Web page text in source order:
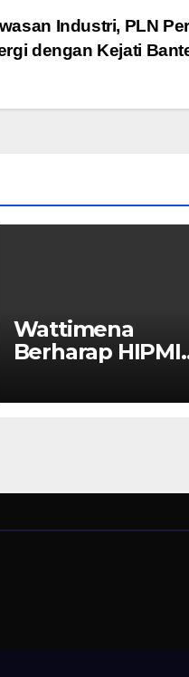
Industri, PLN
dengan Kejati
Wattimena
Berharap HIPMI
Kerja Sama
Ekonomi Di Kota